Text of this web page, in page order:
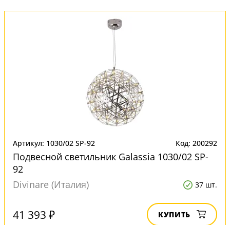
Артикул: 1030/02 SP-92 Код: 200292
Подвесной светильник Galassia 1030/02 SP-
92
Divinare (Италия)
37 шт.
41 393 ₽ КУПИТЬ